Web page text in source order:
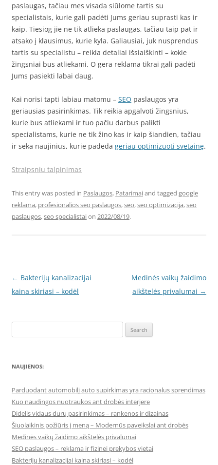
paslaugas, tačiau mes visada siūlome tartis su
specialistais, kurie gali padėti Jums geriau suprasti kas ir
kaip. Tiesiog jie ne tik atlieka paslaugas, tačiau taip pat ir
atsako į klausimus, kurie kyla. Galiausiai, juk nusprendus
tartis su specialistu – reikia detaliai išsiaiškinti – kokie
žingsniai bus atliekami. O gera reklama tikrai gali padėti
Jums pasiekti labai daug.
Kai norisi tapti labiau matomu – SEO paslaugos yra
geriausias pasirinkimas. Tik reikia apgalvoti žingsnius,
kurie bus atliekami ir tuo pačiu darbus palikti
specialistams, kurie ne tik žino kas ir kaip šiandien, tačiau
ir seka naujinius, kurie padeda geriau optimizuoti svetainę.
Straipsniu talpinimas
This entry was posted in Paslaugos, Patarimaiand tagged google
reklama, profesionalios seo paslaugos,seo,seo optimizacija,seo
paslaugos,seo specialistaion 2022/08/19.
Post
navigation
← Bakterijų kanalizacijai
kaina skiriasi – kodėl
Medinės vaikų žaidimo
aikštelės privalumai →
for:
NAUJIENOS:
Parduodant automobilį auto supirkimas yra racionalus sprendimas
Kuo naudingos nuotraukos ant drobės interjere
Didelis vidaus durų pasirinkimas – rankenos ir dizainas
Šiuolaikinis požiūris į meną – Modernūs paveikslai ant drobės
Medinės vaikų žaidimo aikštelės privalumai
SEO paslaugos – reklama ir fizinei prekybos vietai
Bakterijų kanalizacijai kaina skiriasi – kodėl